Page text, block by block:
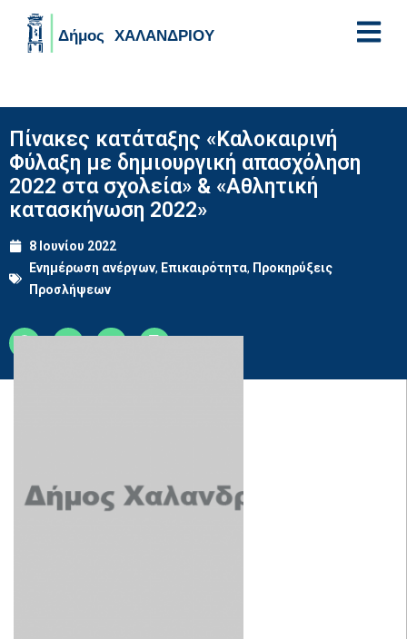
Πίνακες κατάταξης «Καλοκαιρινή
Φύλαξη με δημιουργική απασχόληση
2022 στα σχολεία» & «Αθλητική
κατασκήνωση 2022»
8 Ιουνίου 2022
Ενημέρωση ανέργων, Επικαιρότητα, Προκηρύξεις
Προσλήψεων